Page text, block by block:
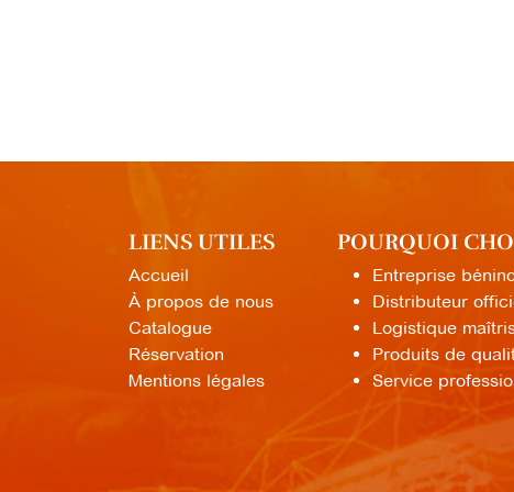
LIENS UTILES
Accueil
À propos de nous
Catalogue
Réservation
Mentions légales
POURQUOI
Entreprise
Distributeur
Logistique
Produits de
Service